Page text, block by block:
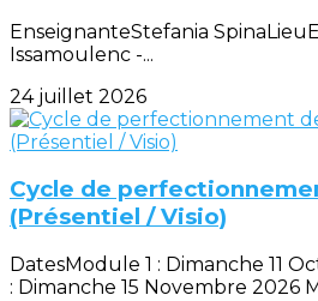
EnseignanteStefania
Issamoulenc -...
24 juillet 2026
Cycle de
(Présentiel / Visio)
DatesModule 1 : Dimanche 11
: Dimanche 15 Novembre 2026